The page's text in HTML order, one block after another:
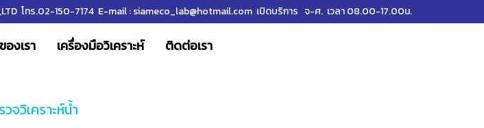
โทร.02-150-7174 E-mail : siameco_lab@hotmail.com เปิดบริการ จ-ศ. เวลา 08.00-17.00น.
องเรา เครื่องมือวิเคราะห์ ติดต่อเรา
จวิเคราะห์น้ำ